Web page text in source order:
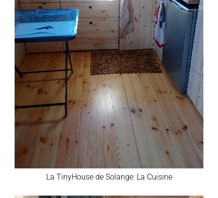
La TinyHouse de Solange: La Cuisine